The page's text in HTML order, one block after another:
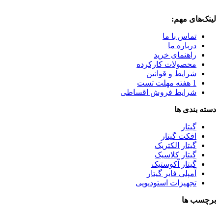
لینک‌های مهم:
تماس با ما
درباره ما
راهنمای خرید
محصولات کارکرده
شرایط و قوانین
1 هفته مهلت تست
شرایط فروش اقساطی
دسته بندی ها
گیتار
افکت گیتار
گیتار الکتریک
گیتار کلاسیک
گیتار آکوستیک
آمپلی فایر گیتار
تجهیزات استودیویی
برچسب ها